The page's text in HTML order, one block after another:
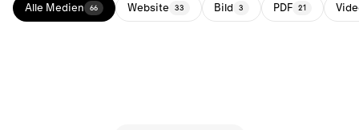
Alle Medien 66 Website 33 Bild 3 PDF 21